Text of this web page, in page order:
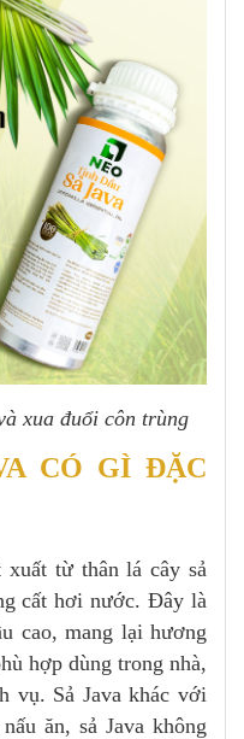
xua đuổi côn trùng
CÓ GÌ ĐẶC
xuất từ thân lá cây sả
cất hơi nước. Đây là
cao, mang lại hương
hợp dùng trong nhà,
vụ. Sả Java khác với
ăn, sả Java không